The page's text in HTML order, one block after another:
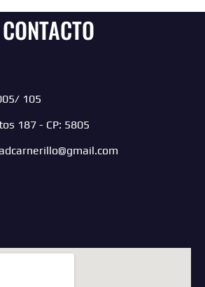
CONTACTO
105
187 - CP: 5805